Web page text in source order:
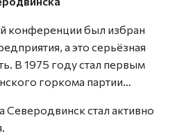
конференции был избран
а это серьёзная
В 1975 году стал первым
горкома партии…
стал активно